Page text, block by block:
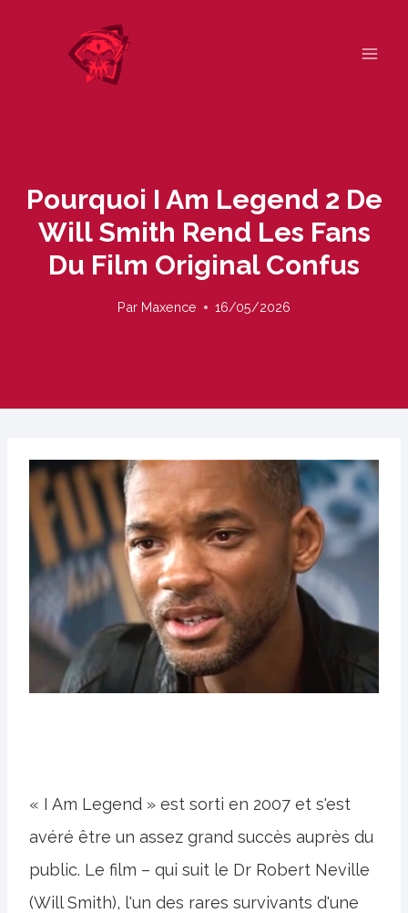
Pourquoi I Am Legend 2 De
Will Smith Rend Les Fans
Du Film Original Confus
Par Maxence 16/05/2026
« I Am Legend » est sorti en 2007 et s'est
avéré être un assez grand succès auprès du
public. Le film – qui suit le Dr Robert Neville
(Will Smith), l'un des rares survivants d'une